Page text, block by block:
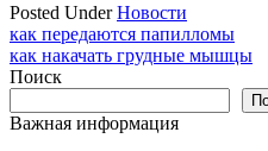
Posted UnderНовости
Навигация
по
как передаются папилломы
как накачать грудные мышцы
Поиск
Важная информация